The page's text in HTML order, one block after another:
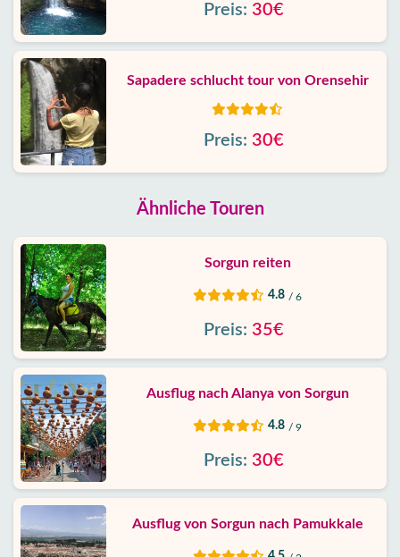
Preis: 30€
Sapadere schlucht tour von Orensehir
Preis: 30€
Ähnliche Touren
Sorgun reiten
4.8 / 6
Preis: 35€
Ausflug nach Alanya von Sorgun
4.8 / 9
Preis: 30€
Ausflug von Sorgun nach Pamukkale